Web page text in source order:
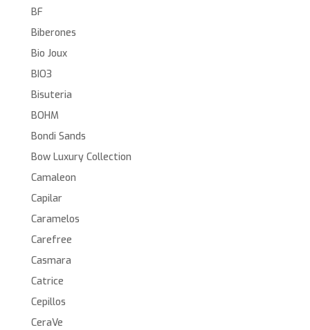
BF
Biberones
Bio Joux
BIO3
Bisuteria
BOHM
Bondi Sands
Bow Luxury Collection
Camaleon
Capilar
Caramelos
Carefree
Casmara
Catrice
Cepillos
CeraVe